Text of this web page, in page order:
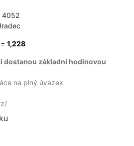
4052
1,228
dostanou základní hodinovou
na plný úvazek